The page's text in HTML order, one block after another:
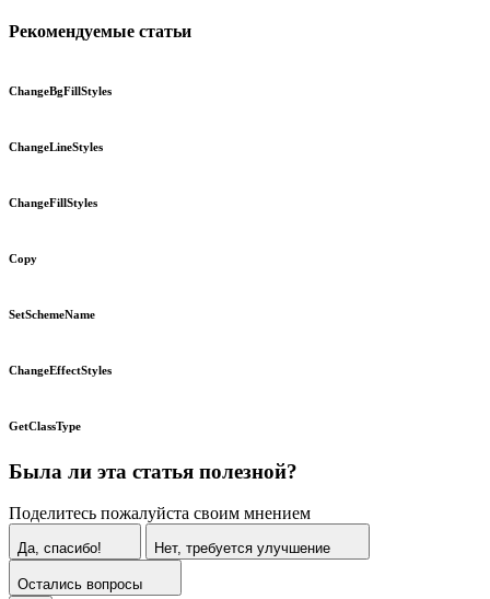
Рекомендуемые статьи
ChangeBgFillStyles
ChangeLineStyles
ChangeFillStyles
Copy
SetSchemeName
ChangeEffectStyles
GetClassType
Была ли эта статья полезной?
Поделитесь пожалуйста своим мнением
Да, спасибо! Нет, требуется улучшение
Остались вопросы